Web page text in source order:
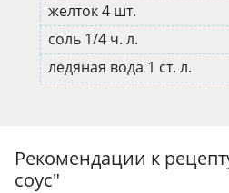
желток 4 шт.
соль 1/4 ч. л.
ледяная вода 1 ст. л.
Рекомендации к
соус"